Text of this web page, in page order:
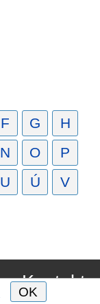
F G
H
N O
P
U Ú
V
Kontakt
OK